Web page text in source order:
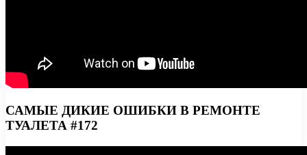
САМЫЕ ДИКИЕ ОШИБКИ В РЕМОНТЕ
ТУАЛЕТА #172